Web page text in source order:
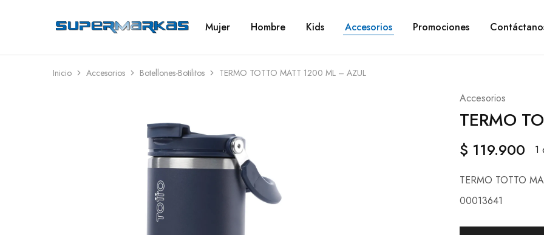
SuperMarkas
Ropa
Envío
gratis*
Mujer Hombre Kids Accesorios Promociones
Inicio Accesorios Botellones-Botilitos TERMO TOTTO MATT 1200 ML – AZUL
Accesorios
TERMO
$ 119.900 1
TERMO TOTTO
00013641